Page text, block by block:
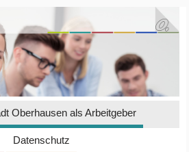
Oberhausen als Arbeitgeber
Datenschutz